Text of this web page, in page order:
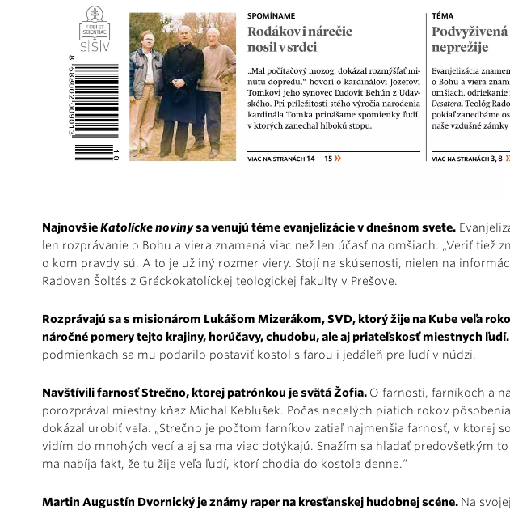
NajnovšieKatolícke novinysa venujú téme evanjelizácie v dnešnom svete.
len rozprávanie o Bohu a viera znamená viac než len účasť na omšiach. „Veriť tiež
o kom pravdy sú. A to je už iný rozmer viery. Stojí na skúsenosti, nielen na
Radovan Šoltés z Gréckokatolíckej teologickej fakulty v Prešove.
Rozprávajú sa s misionárom Lukášom Mizerákom, SVD, ktorý žije na Kube veľa
náročné pomery tejto krajiny, horúčavy, chudobu, ale aj priateľskosť miestnych ľudí.
podmienkach sa mu podarilo postaviť kostol s farou i jedáleň pre ľudí v núdzi.
Navštívili farnosť Strečno, ktorej patrónkou je svätá Žofia. O farnosti, farníkoch a
porozprával miestny kňaz Michal Keblušek. Počas necelých piatich rokov
dokázal urobiť veľa. „Strečno je počtom farníkov zatiaľ najmenšia farnosť, v ktorej
vidím do mnohých vecí a aj sa ma viac dotýkajú. Snažím sa hľadať predovšetkým
ma nabíja fakt, že tu žije veľa ľudí, ktorí chodia do kostola denne.“
Martin Augustín Dvornický je známy raper na kresťanskej hudobnej scéne. Na